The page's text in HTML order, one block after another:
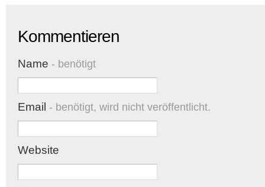
Kommentieren
Name - benötigt
Email - benötigt, wird nicht veröffentlicht.
Website